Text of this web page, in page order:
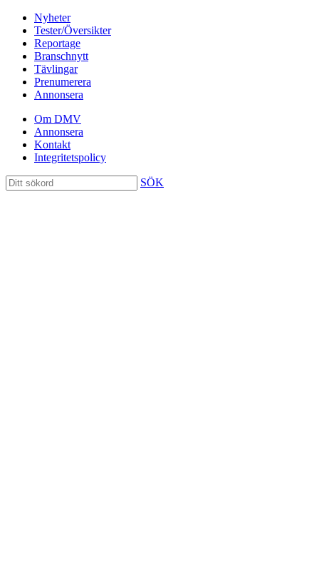
Nyheter
Tester/Översikter
Reportage
Branschnytt
Tävlingar
Prenumerera
Annonsera
Om DMV
Annonsera
Kontakt
Integritetspolicy
SÖK